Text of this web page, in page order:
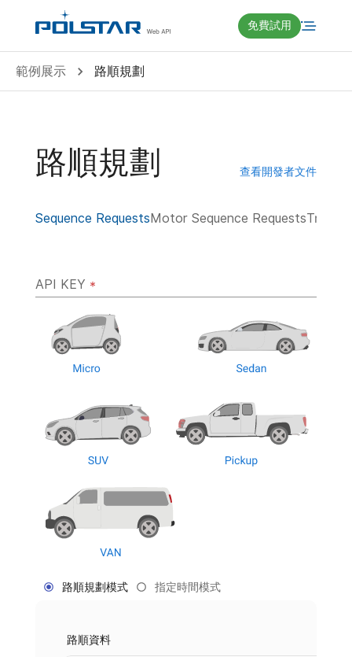
免費試用
範例展示 路順規劃
路順規劃 查看開發者文件
Sequence RequestsMotor Sequence RequestsTruck
API KEY *
路順規劃模式 指定時間模式
路順資料